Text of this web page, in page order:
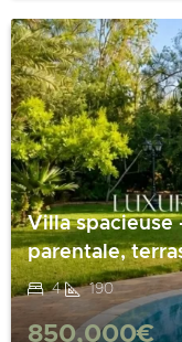
Villa spacieuse
parentale,
4 190
850,000€